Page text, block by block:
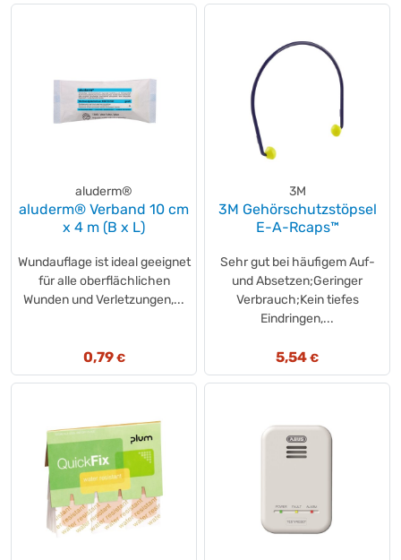
aluderm®
aluderm® Verband 10 cm
x 4 m (B x L)
Wundauflage ist ideal geeignet
für alle oberflächlichen
Wunden und Verletzungen,...
0,79€
3M
3M Gehörschutzstöpsel
E-A-Rcaps™
Sehr gut bei häufigem Auf-
und Absetzen;Geringer
Verbrauch;Kein tiefes
Eindringen,...
5,54 €